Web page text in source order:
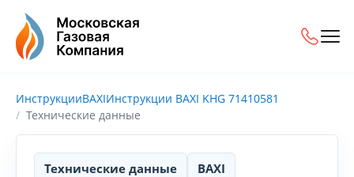
ИнструкцииBAXIИнструкции BAXI KHG 71410581
Технические данные
Технические данные BAXI